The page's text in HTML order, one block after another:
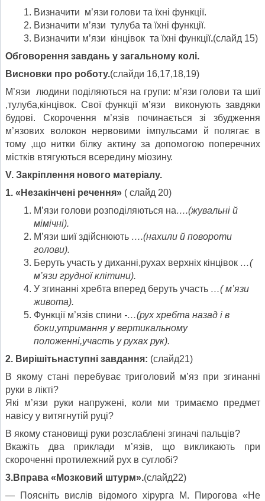
Визначити м’язи голови та їхні функції.
Визначити м’язи тулуба та їхні функції.
Визначити м’язи кінцівок та їхні функції.(слайд 15)
Обговорення завдань у загальному колі.
Висновки про роботу.(слайди 16,17,18,19)
М’язи людини поділяються на групи: м’язи голови та шиї
,тулуба,кінцівок. Свої функції м’язи виконують завдяки
будові. Скорочення м’язів починається зі збудження
м’язових волокон нервовими імпульсами й полягає в
тому ,що нитки білку актину за допомогою поперечних
містків втягуються всередину міозину.
V. Закріплення нового матеріалу.
1. «Незакінчені речення» ( слайд 20)
М’язи голови розподіляються на….(жувальні й
мімічні).
М’язи шиї здійснюють ….(нахили й повороти
голови).
Беруть участь у диханні,рухах верхніх кінцівок …(
м’язи грудної клітини).
У згинанні хребта вперед беруть участь …( м’язи
живота).
Функції м’язів спини -…(рух хребта назад і в
боки,утримання у вертикальному
положенні,участь у рухах рук).
2. Вирішітьнаступні завдання: (слайд21)
В якому стані перебуває триголовий м’яз при згинанні
руки в лікті?
Які м’язи руки напружені, коли ми тримаємо предмет
навісу у витягнутій руці?
В якому становищі руки розслаблені згиначі пальців?
Вкажіть два приклади м’язів, що викликають при
скороченні протилежний рух в суглобі?
3.Вправа «Мозковий штурм».(слайд22)
— Поясніть вислів відомого хірурга М. Пирогова «Не